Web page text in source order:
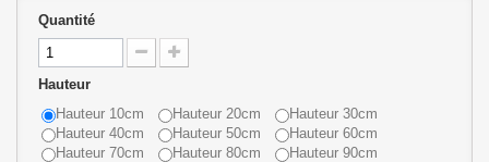
Quantité
Hauteur
Hauteur 10cm
Hauteur 20cm
Hauteur 30cm
Hauteur 40cm
Hauteur 50cm
Hauteur 60cm
Hauteur 70cm
Hauteur 80cm
Hauteur 90cm